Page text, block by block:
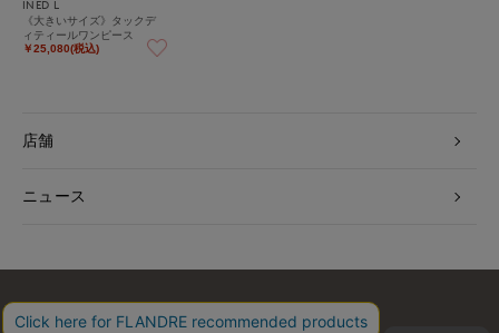
INED L
《大きいサイズ》タックデ
ィティールワンピース
￥25,080(税込)
店舗
ニュース